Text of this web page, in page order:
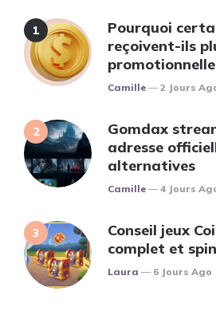
Pourquoi
reçoivent-ils
Posted
Camille 2 Jours
Gomdax
adresse
alternatives
Posted
Camille 4 Jours
Conseil jeux
complet et
Posted
Laura 6 Jours Ago